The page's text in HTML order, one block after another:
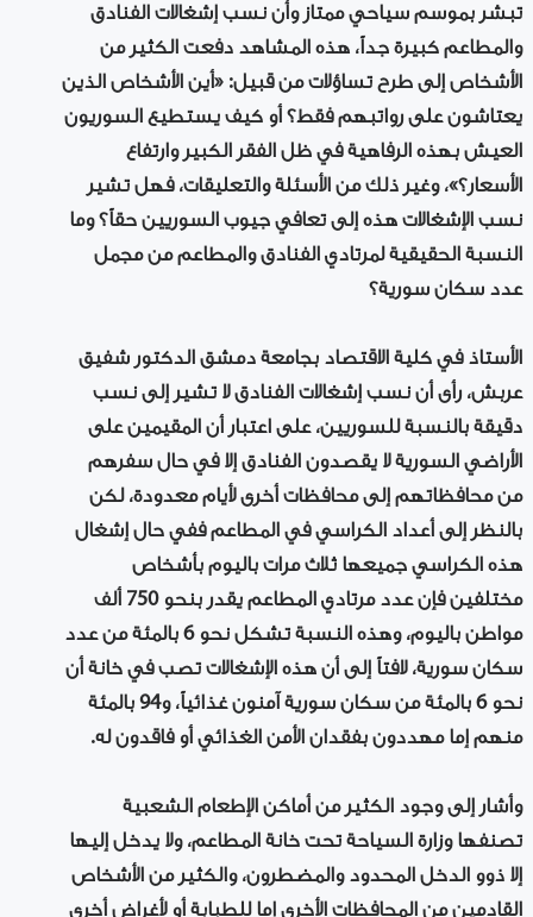
تبشر بموسم سياحي ممتاز وأن نسب إشغالات الفنادق
والمطاعم كبيرة جداً، هذه المشاهد دفعت الكثير من
الأشخاص إلى طرح تساؤلات من قبيل: «أين الأشخاص الذين
يعتاشون على رواتبهم فقط؟ أو كيف يستطيع السوريون
العيش بهذه الرفاهية في ظل الفقر الكبير وارتفاع
الأسعار؟»، وغير ذلك من الأسئلة والتعليقات، فهل تشير
نسب الإشغالات هذه إلى تعافي جيوب السوريين حقاً؟ وما
النسبة الحقيقية لمرتادي الفنادق والمطاعم من مجمل
عدد سكان سورية؟
الأستاذ في كلية الاقتصاد بجامعة دمشق الدكتور شفيق
عربش، رأى أن نسب إشغالات الفنادق لا تشير إلى نسب
دقيقة بالنسبة للسوريين، على اعتبار أن المقيمين على
الأراضي السورية لا يقصدون الفنادق إلا في حال سفرهم
من محافظاتهم إلى محافظات أخرى لأيام معدودة، لكن
بالنظر إلى أعداد الكراسي في المطاعم ففي حال إشغال
هذه الكراسي جميعها ثلاث مرات باليوم بأشخاص
مختلفين فإن عدد مرتادي المطاعم يقدر بنحو 750 ألف
مواطن باليوم، وهذه النسبة تشكل نحو 6 بالمئة من عدد
سكان سورية، لافتاً إلى أن هذه الإشغالات تصب في خانة أن
نحو 6 بالمئة من سكان سورية آمنون غذائياً، و94 بالمئة
منهم إما مهددون بفقدان الأمن الغذائي أو فاقدون له.
وأشار إلى وجود الكثير من أماكن الإطعام الشعبية
تصنفها وزارة السياحة تحت خانة المطاعم، ولا يدخل إليها
إلا ذوو الدخل المحدود والمضطرون، والكثير من الأشخاص
القادمين من المحافظات الأخرى إما للطبابة أو لأغراض أخرى